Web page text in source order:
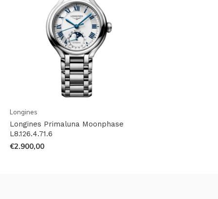
Longines
Longines Primaluna Moonphase
L8.126.4.71.6
€2.900,00